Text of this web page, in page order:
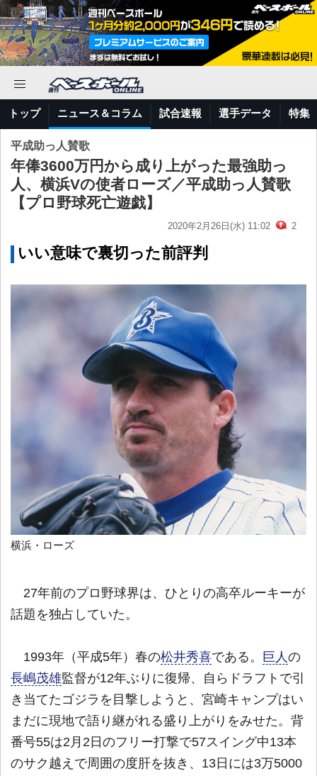
トップ ニュース＆コラム 試合速報 選手データ 特集
平成助っ人賛歌
年俸3600万円から成り上がった最強助っ
人、横浜Vの使者ローズ／平成助っ人賛歌
【プロ野球死亡遊戯】
2020年2月26日(水) 11:02 2
いい意味で裏切った前評判
横浜・ローズ
27年前のプロ野球界は、ひとりの高卒ルーキーが
話題を独占していた。
1993年（平成5年）春の松井秀喜である。 巨人 の
長嶋茂雄監督が12年ぶりに復帰、自らドラフトで引
き当てたゴジラを目撃しようと、宮崎キャンプはい
まだに現地で語り継がれる盛り上がりをみせた。背
番号55は2月2日のフリー打撃で57スイング中13本
のサク越えで周囲の度肝を抜き、13日には3万5000